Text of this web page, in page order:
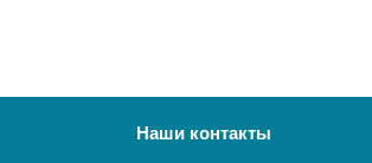
Наши контакты